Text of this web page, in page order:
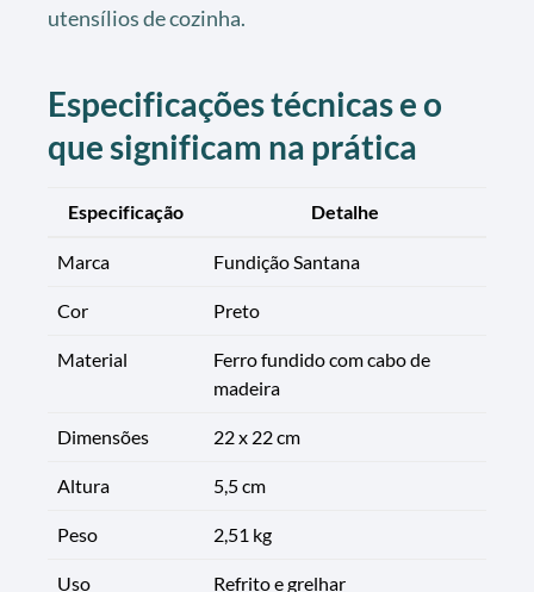
utensílios de cozinha.
Especificações técnicas e o
que significam na prática
Especificação Detalhe
Marca Fundição Santana
Cor Preto
Material
Ferro fundido com cabo de
madeira
Dimensões 22 x 22 cm
Altura 5,5 cm
Peso 2,51 kg
Uso Refrito e grelhar